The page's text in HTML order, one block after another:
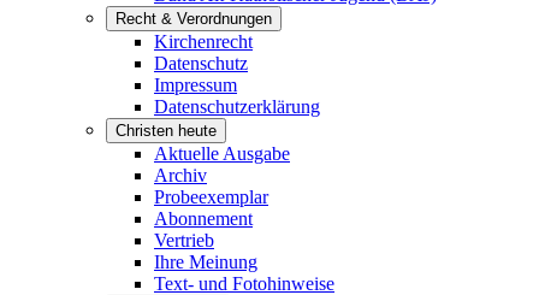
Recht & Verordnungen
Kirchenrecht
Datenschutz
Impressum
Datenschutzerklärung
Christen heute
Aktuelle Ausgabe
Archiv
Probeexemplar
Abonnement
Vertrieb
Ihre Meinung
Text- und Fotohinweise